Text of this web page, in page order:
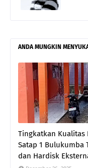
ANDA MUNGKIN
Tingkatkan Kualitas
Satap 1 Bulukumba
dan Hardisk